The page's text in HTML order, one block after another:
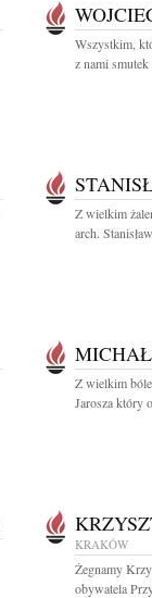
Wszystkim,
z nami
Z wielkim
arch.
Z wielkim
Jarosza który
KRAKÓW
Żegnamy
obywatela